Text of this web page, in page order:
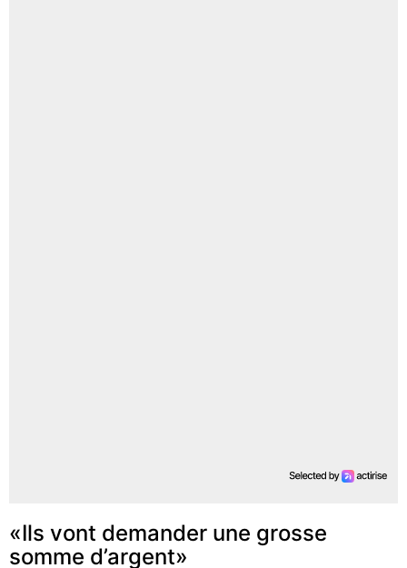
«Ils vont demander une grosse
somme d’argent»